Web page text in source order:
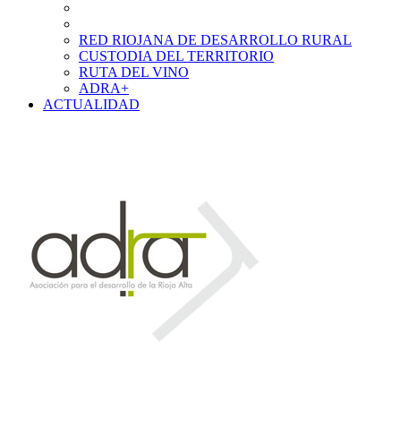
RED RIOJANA DE DESARROLLO RURAL
CUSTODIA DEL TERRITORIO
RUTA DEL VINO
ADRA+
ACTUALIDAD